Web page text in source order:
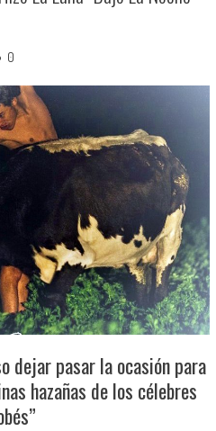
0
dejar pasar la ocasión para
hazañas de los célebres